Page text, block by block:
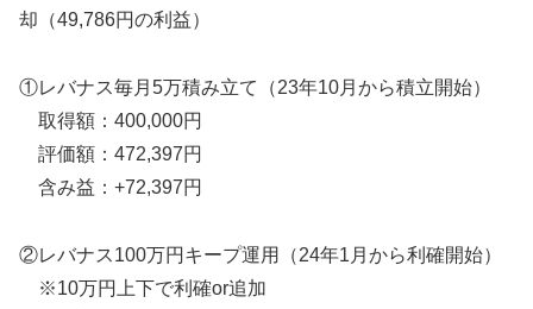
却（49,786円の利益）
①レバナス毎月5万積み立て（23年10月から積立開始）
取得額：400,000円
評価額：472,397円
含み益：+72,397円
②レバナス100万円キープ運用（24年1月から利確開始）
※10万円上下で利確or追加